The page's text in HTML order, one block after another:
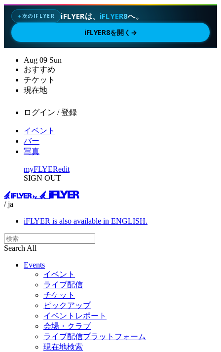
✦次のIFLYER iFLYERは、 iFLYER8へ。
iFLYER8を開く →
Aug 09 Sun
おすすめ
チケット
現在地
ログイン / 登録
イベント
バー
写真
myFLYERedit
SIGN OUT
/ ja
iFLYER is also available in ENGLISH.
Search All
Events
イベント
ライブ配信
チケット
ピックアップ
イベントレポート
会場・クラブ
ライブ配信プラットフォーム
現在地検索